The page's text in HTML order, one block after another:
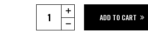
ADD TO CART